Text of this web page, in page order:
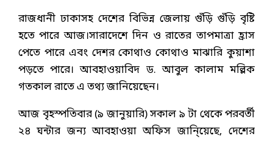
রাজধানী ঢাকাসহ দেশের বিভিন্ন জেলায় গুঁড়ি গুঁড়ি বৃষ্টি
হতে পারে আজ।সারাদেশে দিন ও রাতের তাপমাত্রা হ্রাস
পেতে পারে এবং দেশর কোথাও কোথাও মাঝারি কুয়াশা
পড়তে পারে। আবহাওয়াবিদ ড. আবুল কালাম মল্লিক
গতকাল রাতে এ তথ্য জানিয়েছেন।
আজ বৃহস্পতিবার (৯ জানুয়ারি) সকাল ৯ টা থেকে পরবর্তী
২৪ ঘন্টার জন্য আবহাওয়া অফিস জানি্য়েছে, দেশের